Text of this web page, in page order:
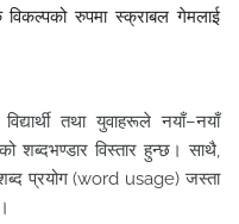
रुपमा स्क्राबल गेमलाई
तथा युवाहरूले नयाँ–नयाँ
विस्तार हुन्छ। साथै,
प्रयोग (word usage) जस्ता